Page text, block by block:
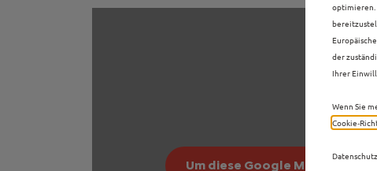
Um diese Google Maps-Karte
optimieren.
der
Ihrer
Wenn Sie